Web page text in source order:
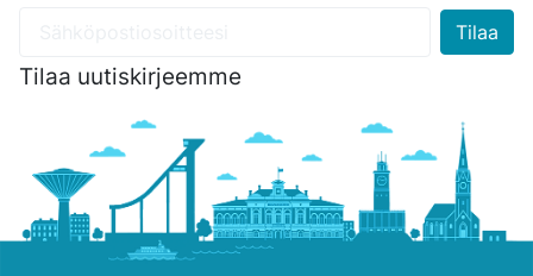
Tilaa uutiskirjeemme